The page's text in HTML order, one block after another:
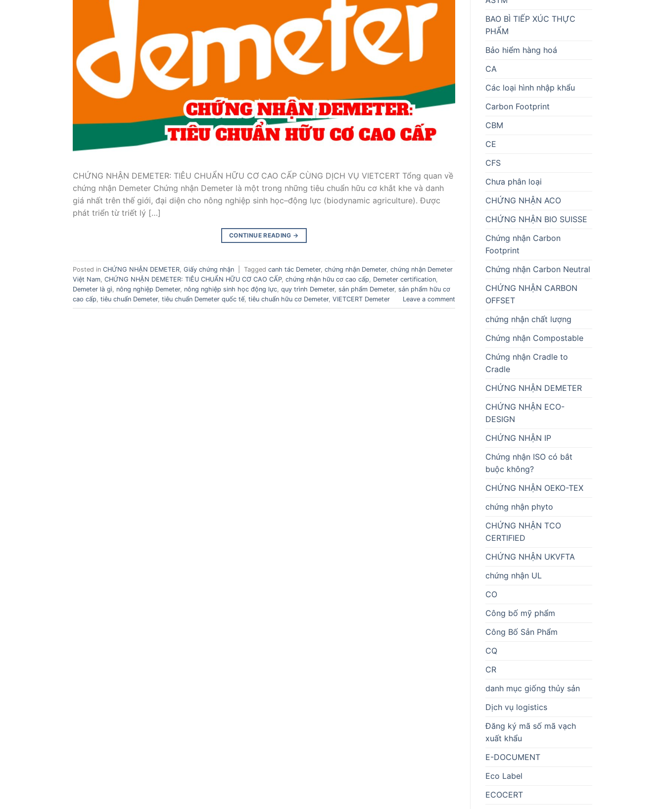
CHỨNG NHẬN DEMETER: TIÊU CHUẨN HỮU CƠ CAO CẤP CÙNG DỊCH VỤ VIETCERT Tổng quan về
chứng nhận Demeter Chứng nhận Demeter là một trong những tiêu chuẩn hữu cơ khắt khe và danh
giá nhất trên thế giới, đại diện cho nông nghiệp sinh học–động lực (biodynamic agriculture). Được
phát triển từ triết lý […]
CONTINUE READING →
Posted in CHỨNG NHẬN DEMETER Giấy chứng nhận Tagged canh tác Demeter, chứng nhận Demeter, chứng nhận Demeter
Việt Nam CHỨNG NHẬN DEMETER: TIÊU CHUẨN HỮU CƠ CAO CẤP, chứng nhận hữu cơ cao cấp Demeter certification
Demeter là gì
nông nghiệp Demeter, nông nghiệp sinh học động lực quy trình Demeter, sản phẩm Demeter, sản phẩm hữu cơ
cao cấp tiêu chuẩn Demeter, tiêu chuẩn Demeter quốc tế, tiêu chuẩn hữu cơ Demeter, VIETCERT Demeter Leave a comment
BAO BÌ TIẾP XÚC THỰC
PHẨM
Bảo hiểm hàng hoá
CA
Các loại hình nhập khẩu
Carbon Footprint
CBM
CE
CFS
Chưa phân loại
CHỨNG NHẬN ACO
CHỨNG NHẬN BIO SUISSE
Chứng nhận Carbon
Footprint
Chứng nhận Carbon Neutral
CHỨNG NHẬN CARBON
OFFSET
chứng nhận chất lượng
Chứng nhận Compostable
Chứng nhận Cradle to
Cradle
CHỨNG NHẬN DEMETER
CHỨNG NHẬN ECO-
DESIGN
CHỨNG NHẬN IP
Chứng nhận ISO có bắt
buộc không?
CHỨNG NHẬN OEKO-TEX
chứng nhận phyto
CHỨNG NHẬN TCO
CERTIFIED
CHỨNG NHẬN UKVFTA
chứng nhận UL
CO
Công bố mỹ phẩm
Công Bố Sản Phẩm
CQ
CR
danh mục giống thủy sản
Dịch vụ logistics
Đăng ký mã số mã vạch
xuất khẩu
E-DOCUMENT
Eco Label
ECOCERT